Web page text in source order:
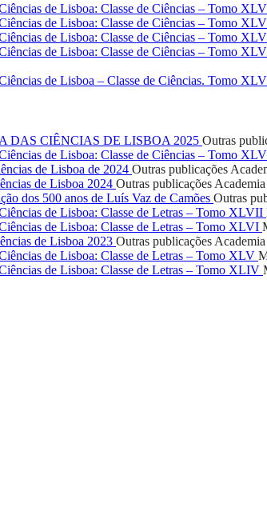
de Lisboa: Classe de Ciências – Tomo
de Lisboa: Classe de Ciências – Tomo XLV
de Lisboa: Classe de Ciências – Tomo
de Lisboa: Classe de Ciências – Tomo
de Lisboa – Classe de Ciências. Tomo
CIÊNCIAS DE LISBOA 2025 Outras
de Lisboa: Classe de Ciências – Tomo
de Lisboa de 2024 Outras publicações
de Lisboa 2024 Outras publicações
dos 500 anos de Luís Vaz de Camões Outras
de Lisboa: Classe de Letras – Tomo XLVII
de Lisboa: Classe de Letras – Tomo XLVI
de Lisboa 2023 Outras publicações
de Lisboa: Classe de Letras – Tomo XLV
de Lisboa: Classe de Letras – Tomo XLIV